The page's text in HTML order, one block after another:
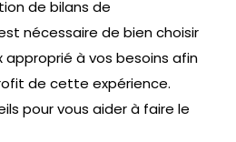
de bilans de
nécessaire de bien choisir
approprié à vos besoins afin
de cette expérience.
pour vous aider à faire le